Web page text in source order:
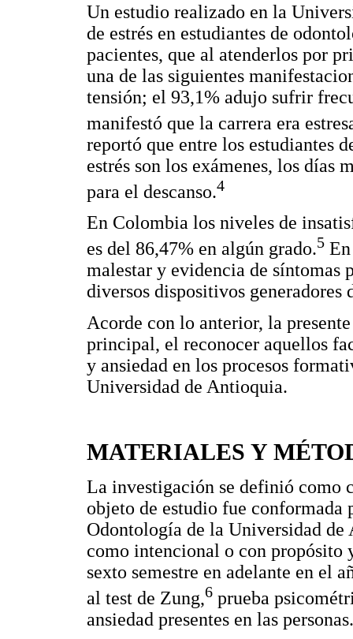
Un estudio realizado en la
de estrés en estudiantes de
pacientes, que al atenderlos por
una de las siguientes
tensión; el 93,1% adujo sufrir
manifestó que la carrera era
reportó que entre los estudiantes
estrés son los exámenes, los días
para el descanso.4
En Colombia los niveles de
es del 86,47% en algún grado.5
malestar y evidencia de síntomas
diversos dispositivos generadores
Acorde con lo anterior, la
principal, el reconocer aquellos
y ansiedad en los procesos
Universidad de Antioquia.
MATERIALES Y
La investigación se definió como
objeto de estudio fue conformada
Odontología de la Universidad
como intencional o con propósito
sexto semestre en adelante en el
al test de Zung,6 prueba
ansiedad presentes en las personas.